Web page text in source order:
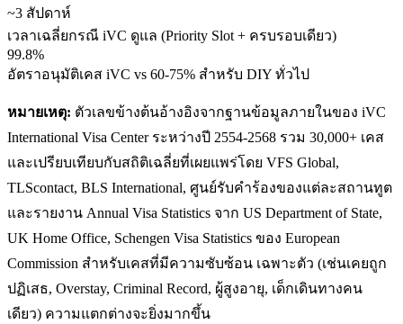
~3 สัปดาห์
เวลาเฉลี่ยกรณี iVC ดูแล (Priority Slot + ครบรอบเดียว)
99.8%
อัตราอนุมัติเคส iVC vs 60-75% สำหรับ DIY ทั่วไป
หมายเหตุ: ตัวเลขข้างต้นอ้างอิงจากฐานข้อมูลภายในของ iVC
International Visa Center ระหว่างปี 2554-2568 รวม 30,000+ เคส
และเปรียบเทียบกับสถิติเฉลี่ยที่เผยแพร่โดย VFS Global,
TLScontact, BLS International, ศูนย์รับคำร้องของแต่ละสถานทูต
และรายงาน Annual Visa Statistics จาก US Department of State,
UK Home Office, Schengen Visa Statistics ของ European
Commission สำหรับเคสที่มีความซับซ้อน เฉพาะตัว (เช่นเคยถูก
ปฏิเสธ, Overstay, Criminal Record, ผู้สูงอายุ, เด็กเดินทางคน
เดียว) ความแตกต่างจะยิ่งมากขึ้น